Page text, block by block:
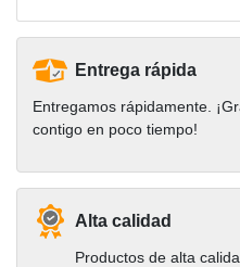
Entrega rápida
Entregamos rápidamente.
contigo en poco tiempo!
Alta calidad
Productos de alta